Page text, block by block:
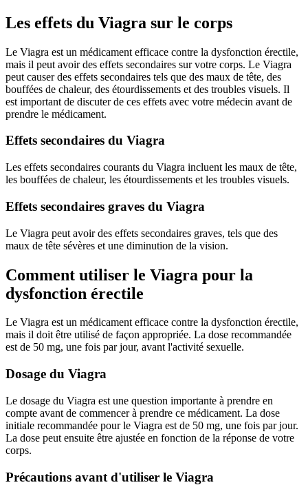
Les effets du Viagra sur le corps
Le Viagra est un médicament efficace contre la dysfonction érectile,
mais il peut avoir des effets secondaires sur votre corps. Le Viagra
peut causer des effets secondaires tels que des maux de tête, des
bouffées de chaleur, des étourdissements et des troubles visuels. Il
est important de discuter de ces effets avec votre médecin avant de
prendre le médicament.
Effets secondaires du Viagra
Les effets secondaires courants du Viagra incluent les maux de tête,
les bouffées de chaleur, les étourdissements et les troubles visuels.
Effets secondaires graves du Viagra
Le Viagra peut avoir des effets secondaires graves, tels que des
maux de tête sévères et une diminution de la vision.
Comment utiliser le Viagra pour la
dysfonction érectile
Le Viagra est un médicament efficace contre la dysfonction érectile,
mais il doit être utilisé de façon appropriée. La dose recommandée
est de 50 mg, une fois par jour, avant l'activité sexuelle.
Dosage du Viagra
Le dosage du Viagra est une question importante à prendre en
compte avant de commencer à prendre ce médicament. La dose
initiale recommandée pour le Viagra est de 50 mg, une fois par jour.
La dose peut ensuite être ajustée en fonction de la réponse de votre
corps.
Précautions avant d'utiliser le Viagra